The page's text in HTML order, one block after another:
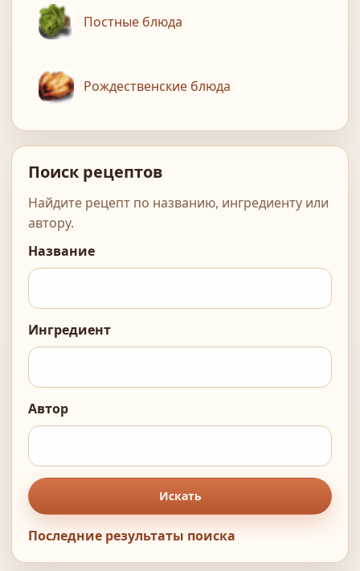
Постные блюда
Рождественские блюда
Поиск рецептов
Найдите рецепт по названию, ингредиенту или
автору.
Название
Ингредиент
Автор
Искать
Последние результаты поиска